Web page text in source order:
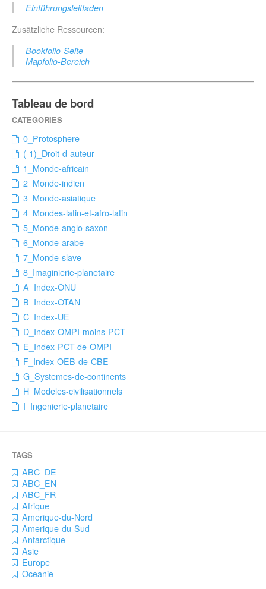
Einführungsleitfaden
Zusätzliche Ressourcen:
Bookfolio-Seite
Mapfolio-Bereich
Tableau de bord
0_Protosphere
(-1)_Droit-d-auteur
1_Monde-africain
2_Monde-indien
3_Monde-asiatique
4_Mondes-latin-et-afro-latin
5_Monde-anglo-saxon
6_Monde-arabe
7_Monde-slave
8_Imaginierie-planetaire
A_Index-ONU
B_Index-OTAN
C_Index-UE
D_Index-OMPI-moins-PCT
E_Index-PCT-de-OMPI
F_Index-OEB-de-CBE
G_Systemes-de-continents
H_Modeles-civilisationnels
I_Ingenierie-planetaire
ABC_DE
ABC_EN
ABC_FR
Afrique
Amerique-du-Nord
Amerique-du-Sud
Antarctique
Asie
Europe
Oceanie